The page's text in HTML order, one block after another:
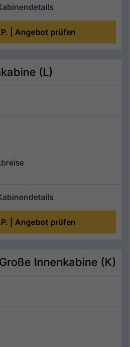
| Angebot prüfen
(L)
| Angebot prüfen
Innenkabine (K)